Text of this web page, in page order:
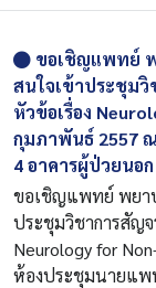
ขอเชิญแพทย์
สนใจเข้าประชุม
หัวข้อเรื่อง
กุมภาพันธ์ 2557
4 อาคารผู้ป่วยนอ
ขอเชิญแพทย์ พยา
ประชุมวิชาการสัญ
Neurology for
ห้องประชุมนายแพ